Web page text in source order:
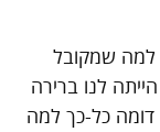
למה שמקובל
לנו ברירה
דומה כל-כך למה